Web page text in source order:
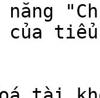
của